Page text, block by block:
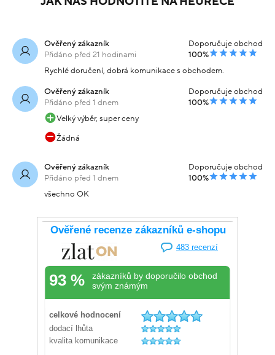
Ověřený zákazník
Přidáno před 21 hodinami
Doporučuje obchod
100%
Rychlé doručení, dobrá komunikace s obchodem.
Ověřený zákazník
Přidáno před 1 dnem
Doporučuje obchod
100%
Velký výběr, super ceny
Žádná
Ověřený zákazník
Přidáno před 1 dnem
Doporučuje obchod
100%
všechno OK